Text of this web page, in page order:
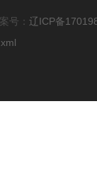
号： 辽ICP备